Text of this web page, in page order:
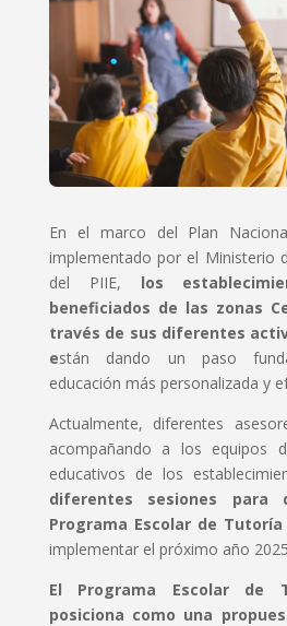
En el marco del Plan
implementado por el Ministerio
del PIIE, los
beneficiados de las zonas
través de sus diferentes
están dando un paso
educación más personalizada y
Actualmente, diferentes
acompañando a los equipos
educativos de los
diferentes sesiones para
Programa Escolar de Tutoría
implementar el próximo año
El Programa Escolar de
posiciona como una